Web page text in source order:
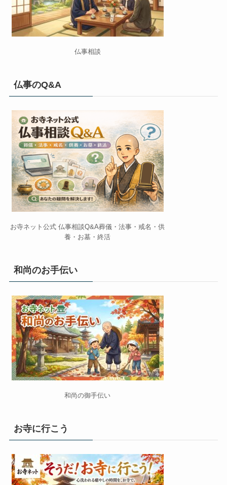
仏事相談
仏事のQ&A
お寺ネット公式 仏事相談Q&A葬儀・法事・戒名・供
養・お墓・終活
和尚のお手伝い
和尚の御手伝い
お寺に行こう